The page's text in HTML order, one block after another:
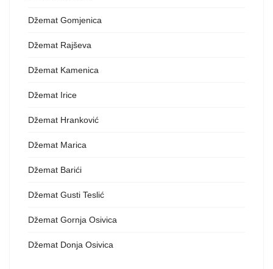
Džemat Gomjenica
Džemat Rajševa
Džemat Kamenica
Džemat Irice
Džemat Hranković
Džemat Marica
Džemat Barići
Džemat Gusti Teslić
Džemat Gornja Osivica
Džemat Donja Osivica